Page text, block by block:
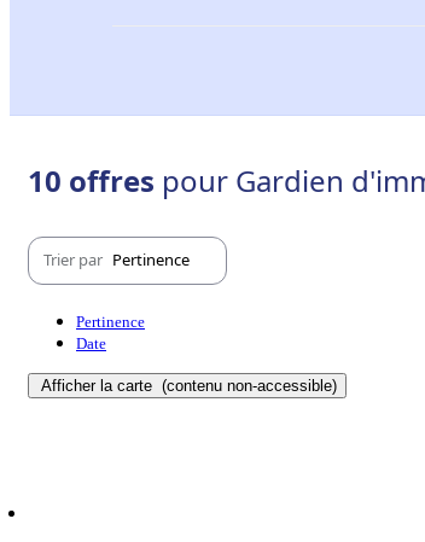
10 offres pour Gardien
Trier par Pertinence
Pertinence
Date
Afficher la carte (contenu non-accessible)